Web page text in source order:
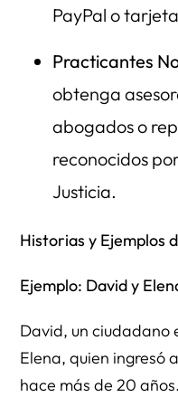
PayPal o
Practicantes
obtenga
abogados o
reconocidos
Justicia.
Historias y Ejemplos
Ejemplo: David y
David, un ciudadano
Elena, quien ingresó
hace más de 20